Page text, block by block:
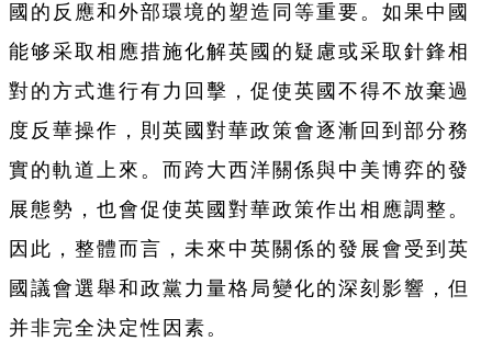
國的反應和外部環境的塑造同等重要。如果中國
能够采取相應措施化解英國的疑慮或采取針鋒相
對的方式進行有力回擊，促使英國不得不放棄過
度反華操作，則英國對華政策會逐漸回到部分務
實的軌道上來。而跨大西洋關係與中美博弈的發
展態勢，也會促使英國對華政策作出相應調整。
因此，整體而言，未來中英關係的發展會受到英
國議會選舉和政黨力量格局變化的深刻影響，但
并非完全決定性因素。